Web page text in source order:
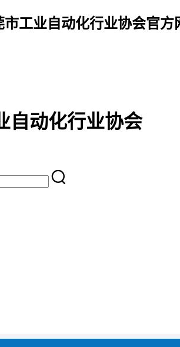
市工业自动化行业协会官方
自动化行业协会